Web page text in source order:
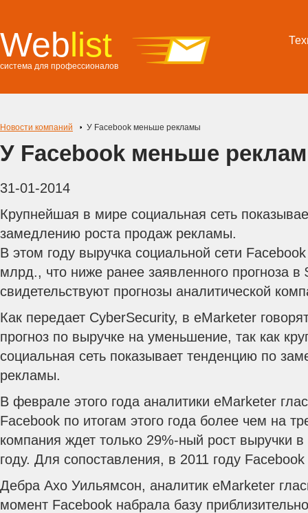
Weblist
система для профессионалов
Новости компаний У Facebook меньше рекламы
У Facebook меньше
31-01-2014
Крупнейшая в мире социальная сеть
замедлению роста продаж рекламы.
В этом году выручка социальной сети
млрд., что ниже ранее заявленного прогноза
свидетельствуют прогнозы аналитической
Как передает CyberSecurity, в eMarketer
прогноз по выручке на уменьшение, так как
социальная сеть показывает тенденцию по
рекламы.
В феврале этого года аналитики eMarketer
Facebook по итогам этого года более чем на
компания ждет только 29%-ный рост выручки
году. Для сопоставления, в 2011 году
Дебра Ахо Уильямсон, аналитик eMarketer
момент Facebook набрала базу